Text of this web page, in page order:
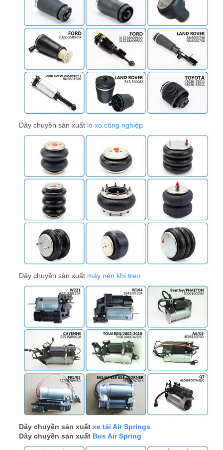
Dây chuyền sản xuất lò xo công nghiệp
Dây chuyền sản xuất máy nén khí treo
Dây chuyền sản xuất xe tải Air Springs
Dây chuyền sản xuất Bus Air Spring